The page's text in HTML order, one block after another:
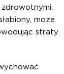
zdrowotnymi.
może
straty